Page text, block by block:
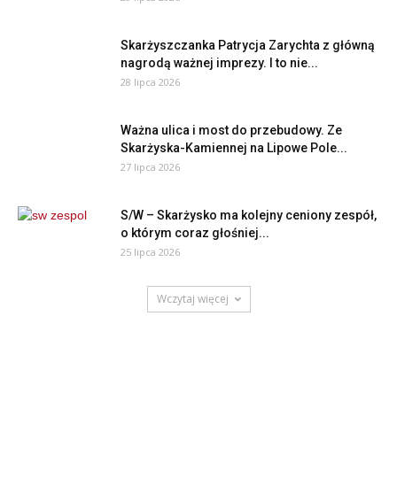
Skarżyszczanka Patrycja Zarychta z główną
nagrodą ważnej imprezy. I to nie...
28 lipca 2026
Ważna ulica i most do przebudowy. Ze
Skarżyska-Kamiennej na Lipowe Pole...
27 lipca 2026
S/W – Skarżysko ma kolejny ceniony zespół,
o którym coraz głośniej...
25 lipca 2026
Wczytaj więcej